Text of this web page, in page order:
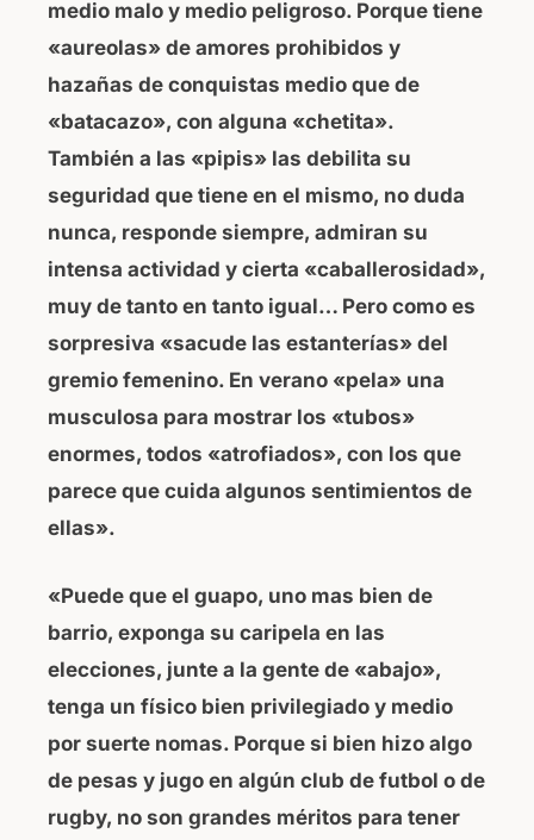
medio malo y medio peligroso. Porque tiene
«aureolas» de amores prohibidos y
hazañas de conquistas medio que de
«batacazo», con alguna «chetita».
También a las «pipis» las debilita su
seguridad que tiene en el mismo, no duda
nunca, responde siempre, admiran su
intensa actividad y cierta «caballerosidad»,
muy de tanto en tanto igual… Pero como es
sorpresiva «sacude las estanterías» del
gremio femenino. En verano «pela» una
musculosa para mostrar los «tubos»
enormes, todos «atrofiados», con los que
parece que cuida algunos sentimientos de
ellas».
«Puede que el guapo, uno mas bien de
barrio, exponga su caripela en las
elecciones, junte a la gente de «abajo»,
tenga un físico bien privilegiado y medio
por suerte nomas. Porque si bien hizo algo
de pesas y jugo en algún club de futbol o de
rugby, no son grandes méritos para tener